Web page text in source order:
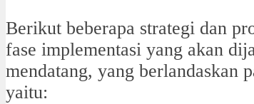
Berikut beberapa strategi dan
fase implementasi yang akan
mendatang, yang berlandaskan
yaitu: